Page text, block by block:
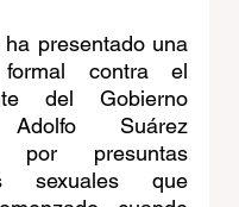
presentado una
formal contra el
del Gobierno
Adolfo Suárez
por presuntas
sexuales que